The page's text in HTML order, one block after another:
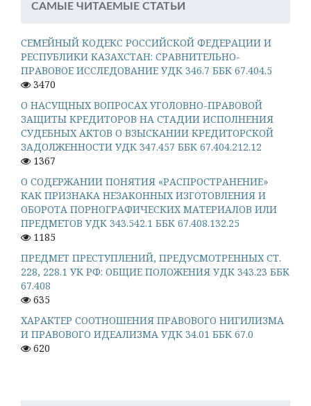
САМЫЕ ЧИТАЕМЫЕ СТАТЬИ
СЕМЕЙНЫЙ КОДЕКС РОССИЙСКОЙ ФЕДЕРАЦИИ И
РЕСПУБЛИКИ КАЗАХСТАН: СРАВНИТЕЛЬНО-
ПРАВОВОЕ ИССЛЕДОВАНИЕ УДК 346.7 ББК 67.404.5
3470
О НАСУЩНЫХ ВОПРОСАХ УГОЛОВНО-ПРАВОВОЙ
ЗАЩИТЫ КРЕДИТОРОВ НА СТАДИИ ИСПОЛНЕНИЯ
СУДЕБНЫХ АКТОВ О ВЗЫСКАНИИ КРЕДИТОРСКОЙ
ЗАДОЛЖЕННОСТИ УДК 347.457 ББК 67.404.212.12
1367
О СОДЕРЖАНИИ ПОНЯТИЯ «РАСПРОСТРАНЕНИЕ»
КАК ПРИЗНАКА НЕЗАКОННЫХ ИЗГОТОВЛЕНИЯ И
ОБОРОТА ПОРНОГРАФИЧЕСКИХ МАТЕРИАЛОВ ИЛИ
ПРЕДМЕТОВ УДК 343.542.1 ББК 67.408.132.25
1185
ПРЕДМЕТ ПРЕСТУПЛЕНИЙ, ПРЕДУСМОТРЕННЫХ СТ.
228, 228.1 УК РФ: ОБЩИЕ ПОЛОЖЕНИЯ УДК 343.23 ББК
67.408
635
ХАРАКТЕР СООТНОШЕНИЯ ПРАВОВОГО НИГИЛИЗМА
И ПРАВОВОГО ИДЕАЛИЗМА УДК 34.01 ББК 67.0
620